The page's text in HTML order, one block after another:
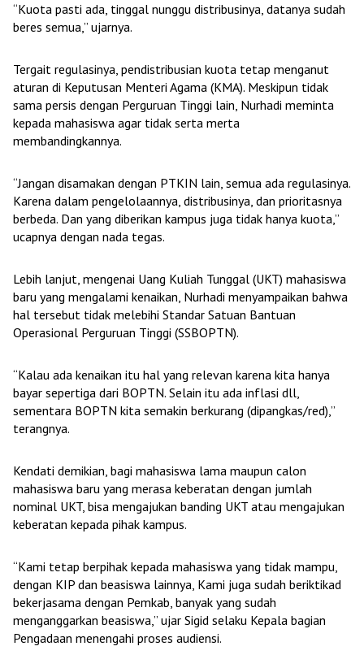
“Kuota pasti ada, tinggal nunggu distribusinya, datanya sudah
beres semua,” ujarnya.
Tergait regulasinya, pendistribusian kuota tetap menganut
aturan di Keputusan Menteri Agama (KMA). Meskipun tidak
sama persis dengan Perguruan Tinggi lain, Nurhadi meminta
kepada mahasiswa agar tidak serta merta
membandingkannya.
“Jangan disamakan dengan PTKIN lain, semua ada regulasinya.
Karena dalam pengelolaannya, distribusinya, dan prioritasnya
berbeda. Dan yang diberikan kampus juga tidak hanya kuota,”
ucapnya dengan nada tegas.
Lebih lanjut, mengenai Uang Kuliah Tunggal (UKT) mahasiswa
baru yang mengalami kenaikan, Nurhadi menyampaikan bahwa
hal tersebut tidak melebihi Standar Satuan Bantuan
Operasional Perguruan Tinggi (SSBOPTN).
“Kalau ada kenaikan itu hal yang relevan karena kita hanya
bayar sepertiga dari BOPTN. Selain itu ada inflasi dll,
sementara BOPTN kita semakin berkurang (dipangkas/red),”
terangnya.
Kendati demikian, bagi mahasiswa lama maupun calon
mahasiswa baru yang merasa keberatan dengan jumlah
nominal UKT, bisa mengajukan banding UKT atau mengajukan
keberatan kepada pihak kampus.
“Kami tetap berpihak kepada mahasiswa yang tidak mampu,
dengan KIP dan beasiswa lainnya, Kami juga sudah beriktikad
bekerjasama dengan Pemkab, banyak yang sudah
menganggarkan beasiswa,” ujar Sigid selaku Kepala bagian
Pengadaan menengahi proses audiensi.